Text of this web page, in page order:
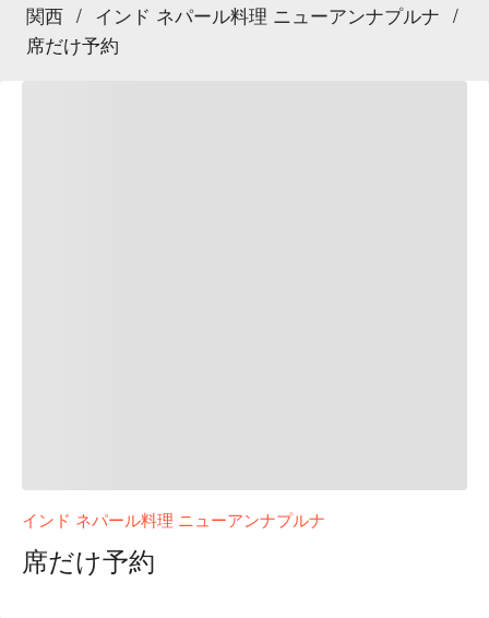
関西 / インド ネパール料理 ニューアンナプルナ /
席だけ予約
インド ネパール料理 ニューアンナプルナ
席だけ予約